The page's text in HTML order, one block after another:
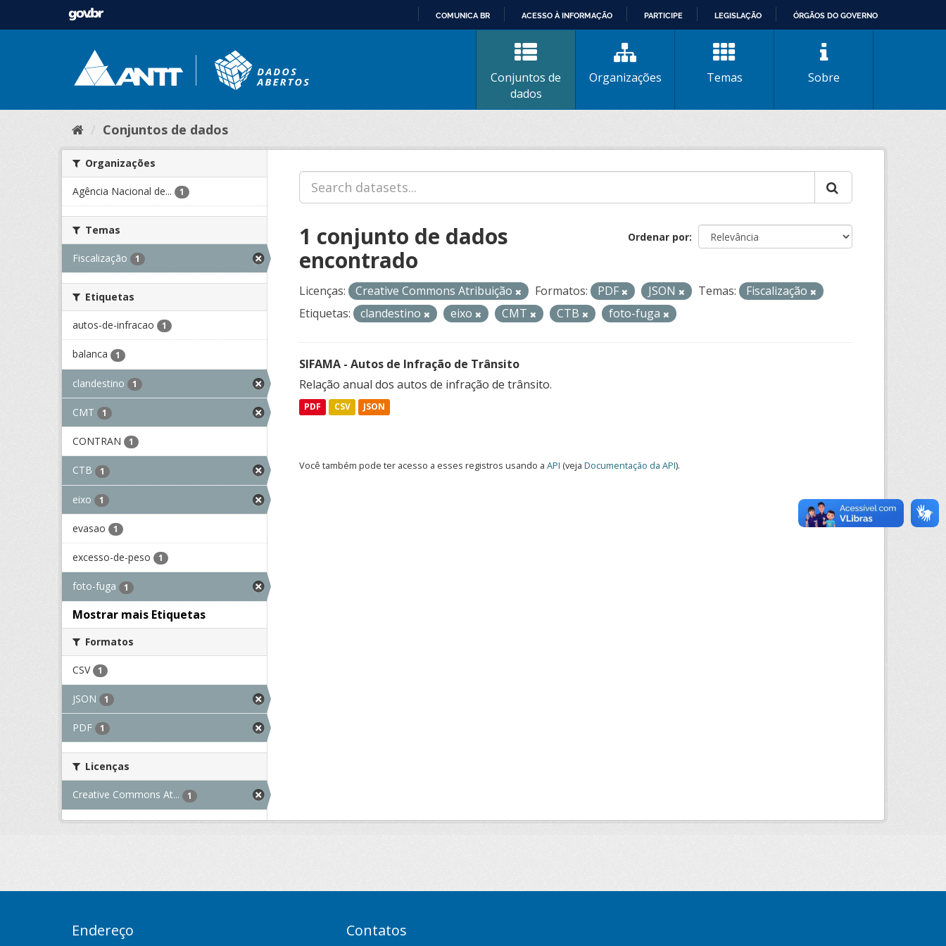
CONTEÚDO
COMUNICA BR ACESSO À INFORMAÇÃO PARTICIPE LEGISLAÇÃO ÓRGÃOS DO GOVERNO
Conjuntos de
dados
Organizações Temas Sobre
Conjuntos de dados
Organizações
Agência Nacional de... 1
Temas
Fiscalização 1
Etiquetas
autos-de-infracao 1
balanca 1
clandestino 1
CMT 1
CONTRAN 1
CTB 1
eixo 1
evasao 1
excesso-de-peso 1
foto-fuga 1
Mostrar mais Etiquetas
Formatos
CSV 1
JSON 1
PDF 1
Licenças
Creative Commons At... 1
Ordenar por
1 conjunto de dados
encontrado
Licenças: Creative Commons Atribuição Formatos: PDF JSON Temas:
Fiscalização
Etiquetas:
clandestino eixo CMT CTB foto-fuga
SIFAMA - Autos de Infração de Trânsito
Relação anual dos autos de infração de trânsito.
PDF CSV JSON
Você também pode ter acesso a esses registros usando a API (veja Documentação da API).
Endereço Contatos